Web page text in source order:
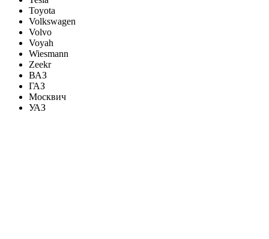
Toyota
Volkswagen
Volvo
Voyah
Wiesmann
Zeekr
ВАЗ
ГАЗ
Москвич
УАЗ